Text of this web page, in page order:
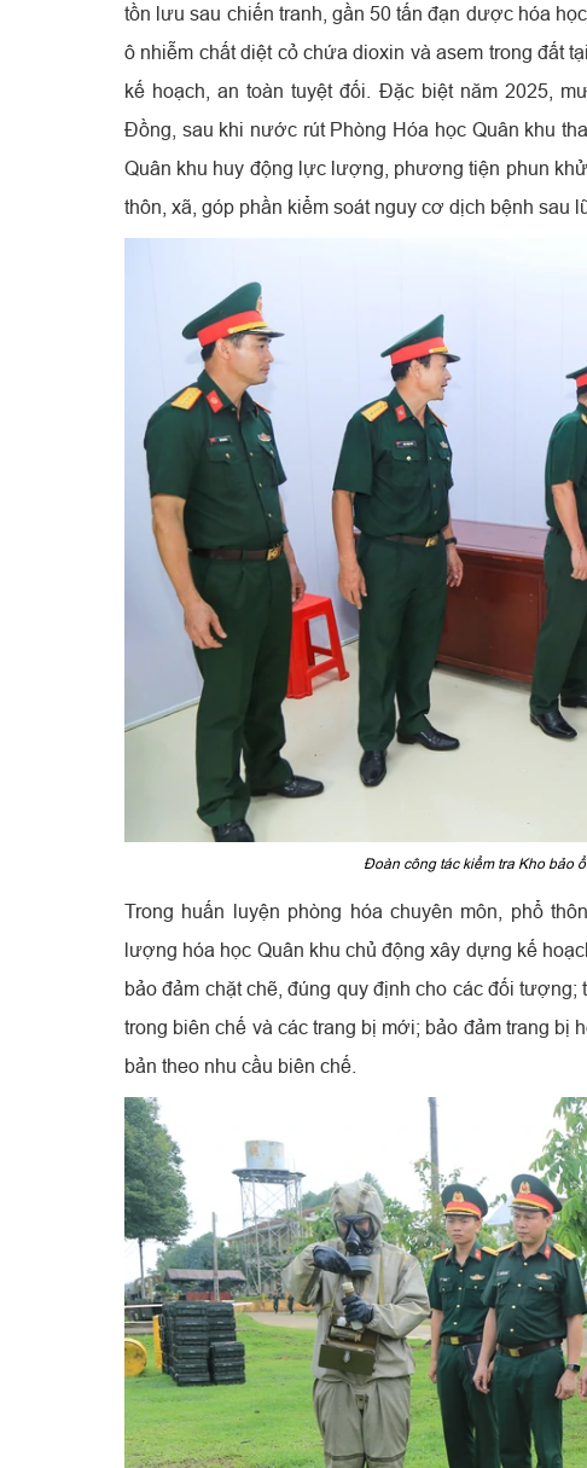
tồn lưu sau chiến tranh, gần 50 tấn đạn dược hóa
ô nhiễm chất diệt cỏ chứa dioxin và asem trong đất
kế hoạch, an toàn tuyệt đối. Đặc biệt năm 2025,
Đồng, sau khi nước rút Phòng Hóa học Quân khu
Quân khu huy động lực lượng, phương tiện phun
thôn, xã, góp phần kiểm soát nguy cơ dịch bệnh sau
Đoàn công tác kiểm tra Kho bảo
Trong huấn luyện phòng hóa chuyên môn, phổ
lượng hóa học Quân khu chủ động xây dựng kế
bảo đảm chặt chẽ, đúng quy định cho các đối
trong biên chế và các trang bị mới; bảo đảm trang bị
bản theo nhu cầu biên chế.